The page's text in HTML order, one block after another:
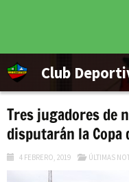
Tres jugadores de
disputarán la
4 FEBRERO, 2019 ÚLTIMAS